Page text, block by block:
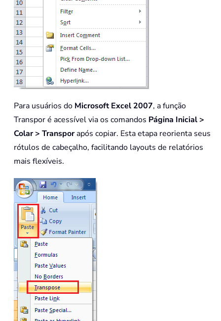
Para usuários do Microsoft Excel 2007, a função
Transpor é acessível via os comandos Página Inicial >
Colar > Transporapós copiar. Esta etapa reorienta seus
rótulos de cabeçalho, facilitando layouts de relatórios
mais flexíveis.